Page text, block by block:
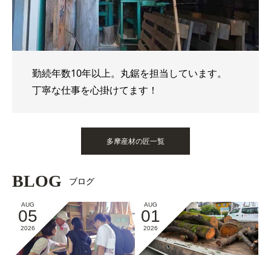
勤続年数10年以上。丸鋸を担当しています。
丁寧な仕事を心掛けてます！
多摩産材の匠一覧
BLOG ブログ
AUG
05
2026
AUG
01
2026